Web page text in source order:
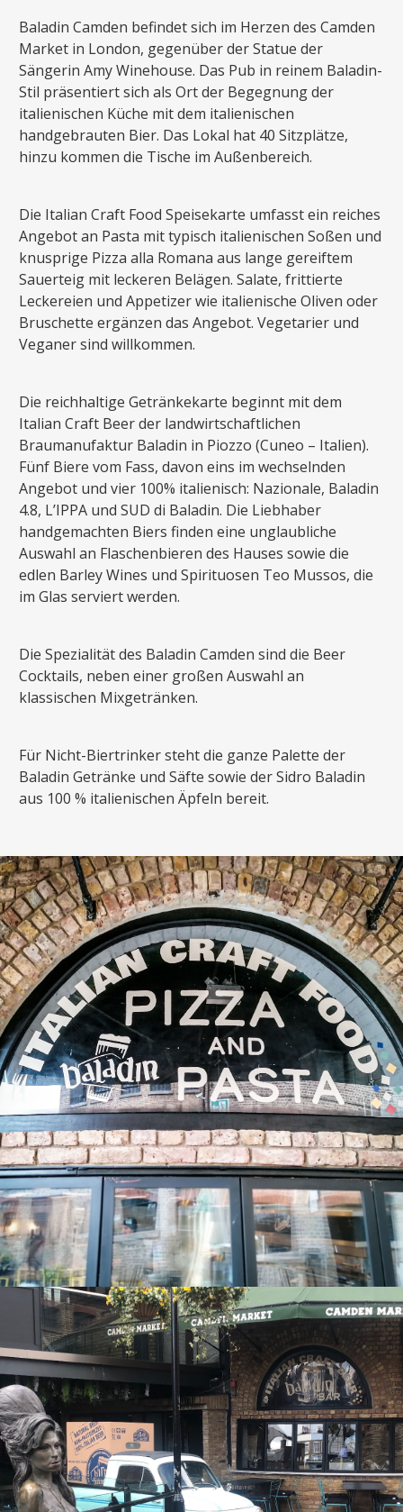
Baladin Camden befindet sich im Herzen des Camden
Market in London, gegenüber der Statue der
Sängerin Amy Winehouse. Das Pub in reinem Baladin-
Stil präsentiert sich als Ort der Begegnung der
italienischen Küche mit dem italienischen
handgebrauten Bier. Das Lokal hat 40 Sitzplätze,
hinzu kommen die Tische im Außenbereich.
Die Italian Craft Food Speisekarte umfasst ein reiches
Angebot an Pasta mit typisch italienischen Soßen und
knusprige Pizza alla Romana aus lange gereiftem
Sauerteig mit leckeren Belägen. Salate, frittierte
Leckereien und Appetizer wie italienische Oliven oder
Bruschette ergänzen das Angebot. Vegetarier und
Veganer sind willkommen.
Die reichhaltige Getränkekarte beginnt mit dem
Italian Craft Beer der landwirtschaftlichen
Braumanufaktur Baladin in Piozzo (Cuneo – Italien).
Fünf Biere vom Fass, davon eins im wechselnden
Angebot und vier 100% italienisch: Nazionale, Baladin
4.8, L’IPPA und SUD di Baladin. Die Liebhaber
handgemachten Biers finden eine unglaubliche
Auswahl an Flaschenbieren des Hauses sowie die
edlen Barley Wines und Spirituosen Teo Mussos, die
im Glas serviert werden.
Die Spezialität des Baladin Camden sind die Beer
Cocktails, neben einer großen Auswahl an
klassischen Mixgetränken.
Für Nicht-Biertrinker steht die ganze Palette der
Baladin Getränke und Säfte sowie der Sidro Baladin
aus 100 % italienischen Äpfeln bereit.